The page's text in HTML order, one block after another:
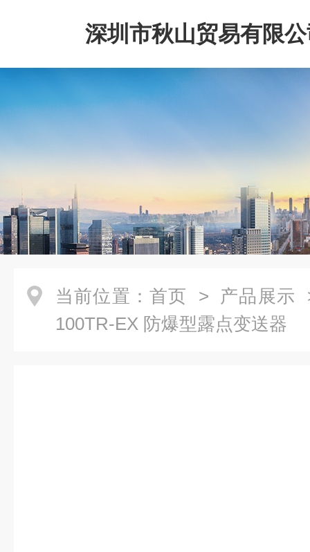
深圳市秋山贸易有限
当前位置： 首页 > 产品展示
100TR-EX 防爆型露点变送器